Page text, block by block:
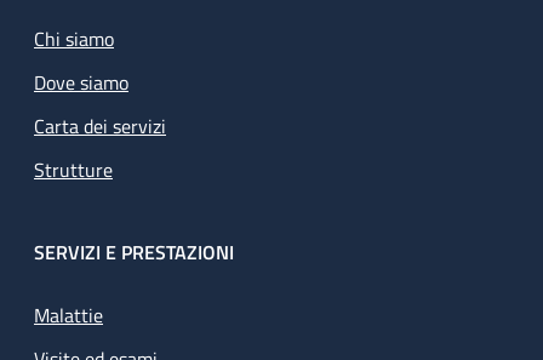
Chi siamo
Dove siamo
Carta dei servizi
Strutture
SERVIZI E PRESTAZIONI
Malattie